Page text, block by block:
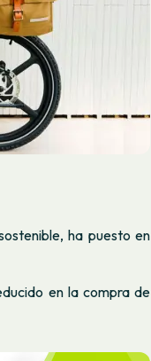
ha puesto en
en la compra de